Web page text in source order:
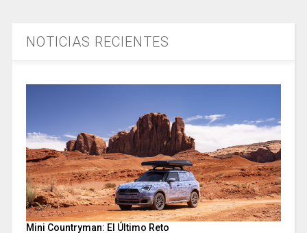
NOTICIAS RECIENTES
Mini Countryman: El Último Reto